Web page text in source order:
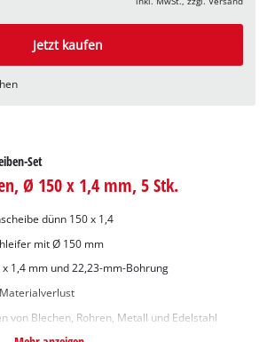
Jetzt kaufen
Set
Ø 150 x 1,4 mm, 5 Stk.
dünn 150 x 1,4
mit Ø 150 mm
1,4 mm und 22,23-mm-Bohrung
von Blechen, Rohren, Metall und Edelstahl